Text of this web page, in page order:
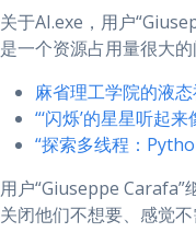
关于AI.exe，用户
是一个资源占用量很大
麻省理工学院的液
“‘闪烁’的星星听起
“探索多线程：
用户“Giuseppe Carafa”
关闭他们不想要、感觉